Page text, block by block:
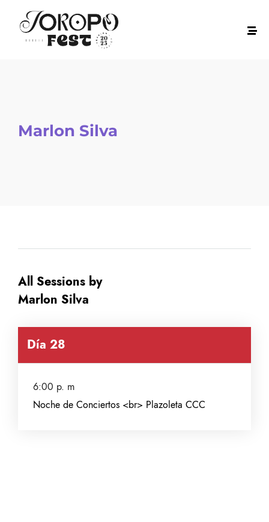
Marlon Silva
All Sessions by
Marlon Silva
Día 28
6:00 p. m
Noche de Conciertos <br> Plazoleta CCC